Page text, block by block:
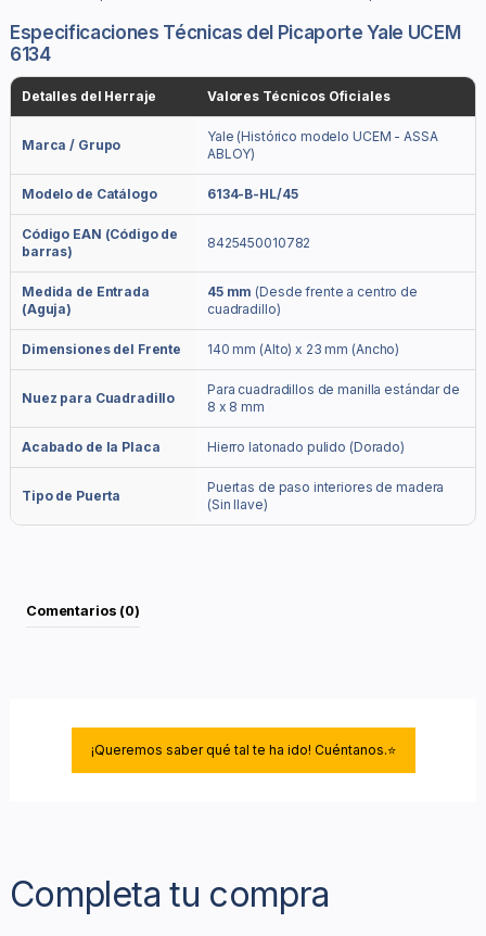
Especificaciones Técnicas del Picaporte Yale UCEM
6134
Detalles del Herraje Valores Técnicos Oficiales
Marca / Grupo
Yale (Histórico modelo UCEM - ASSA
ABLOY)
Modelo de Catálogo 6134-B-HL/45
Código EAN (Código de
barras)
8425450010782
Medida de Entrada
(Aguja)
45 mm (Desde frente a centro de
cuadradillo)
Dimensiones del Frente 140 mm (Alto) x 23 mm (Ancho)
Nuez para Cuadradillo
Para cuadradillos de manilla estándar de
8 x 8 mm
Acabado de la Placa Hierro latonado pulido (Dorado)
Tipo de Puerta
Puertas de paso interiores de madera
(Sin llave)
Comentarios (0)
¡Queremos saber qué tal te ha ido! Cuéntanos.⭐
Completa tu compra